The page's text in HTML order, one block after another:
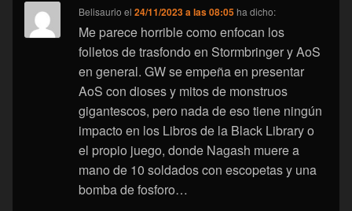
Belisaurio el24/11/2023 a las 08:05 ha dicho:
Me parece horrible como enfocan los
folletos de trasfondo en Stormbringer y AoS
en general. GW se empeña en presentar
AoS con dioses y mitos de monstruos
gigantescos, pero nada de eso tiene ningún
impacto en los Libros de la Black Library o
el propio juego, donde Nagash muere a
mano de 10 soldados con escopetas y una
bomba de fosforo…